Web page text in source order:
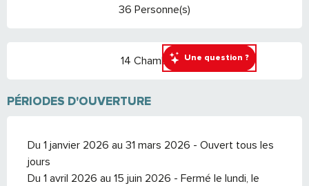
Une question ?
36 Personne(s)
14 Chambre(s)
PÉRIODES D'OUVERTURE
Du 1 janvier 2026 au 31 mars 2026 - Ouvert tous les
jours
Du 1 avril 2026 au 15 juin 2026 - Fermé le lundi, le